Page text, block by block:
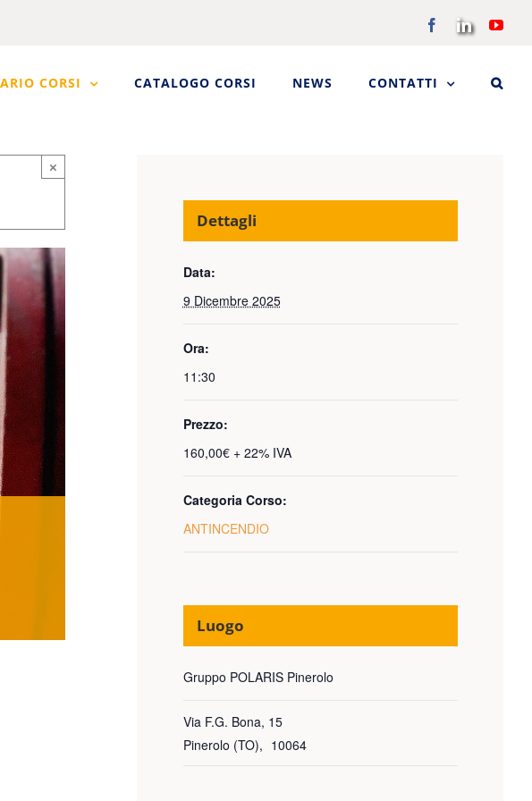
FacebookLinkedIn
CORSI CATALOGO CORSI NEWS CONTATTI
×
Dettagli
Data:
9 Dicembre 2025
Ora:
11:30
Prezzo:
160,00€ + 22% IVA
Categoria Corso:
ANTINCENDIO
Luogo
Gruppo POLARIS Pinerolo
Via F.G. Bona, 15
Pinerolo (TO), 10064